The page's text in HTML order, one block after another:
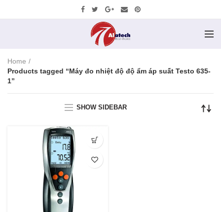
Home
Products tagged “Máy đo nhiệt độ độ ẩm áp suất Testo 635-
1”
SHOW SIDEBAR